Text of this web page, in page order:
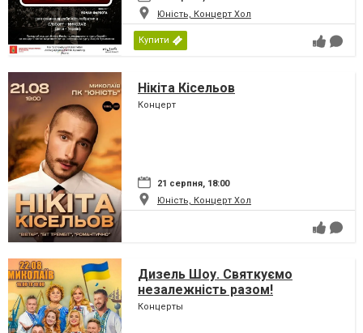
Юність, Концерт Хол
Купити
Нікіта Кісельов
Концерт
21 серпня, 18:00
Юність, Концерт Хол
Дизель Шоу. Святкуємо
незалежність разом!
Концерты